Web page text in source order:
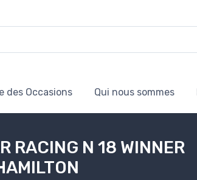
des Occasions Qui nous sommes
RACING N 18 WINNER